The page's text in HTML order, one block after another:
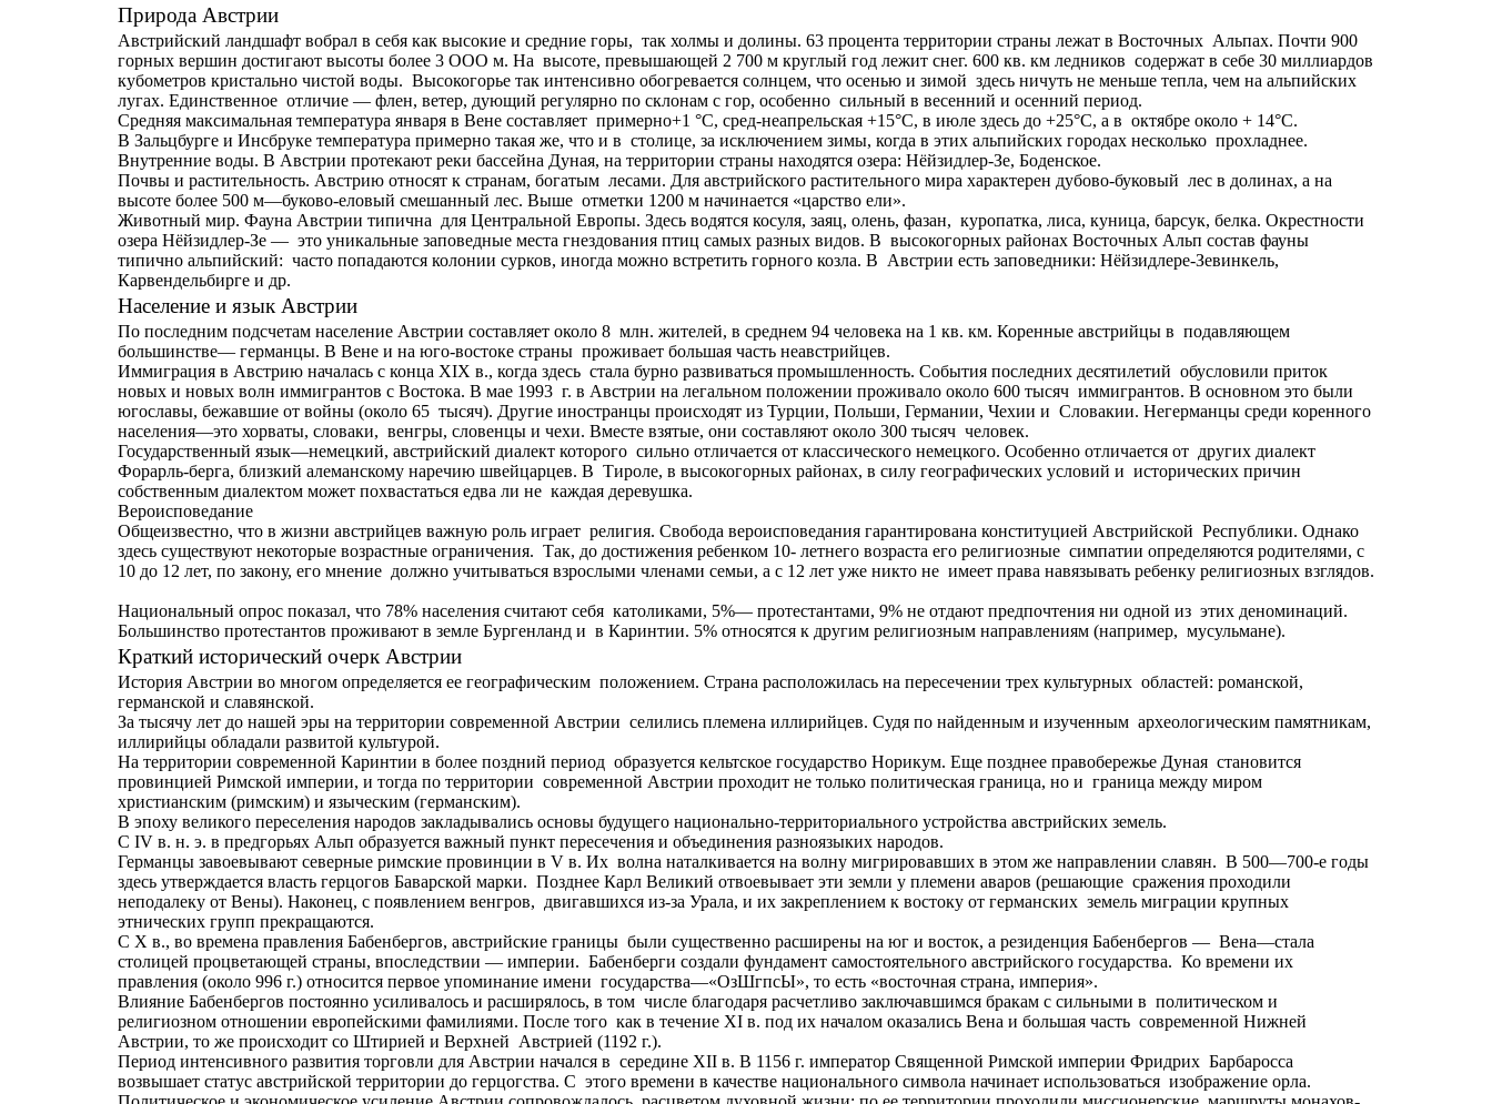
Природа Австрии
Австрийский ландшафт вобрал в себя как высокие и средние горы, так холмы и долины. 63 процента территории страны лежат в Восточных Альпах. Почти 900
горных вершин достигают высоты более 3 ООО м. На высоте, превышающей 2 700 м круглый год лежит снег. 600 кв. км ледников содержат в себе 30 миллиардов
кубометров кристально чистой воды. Высокогорье так интенсивно обогревается солнцем, что осенью и зимой здесь ничуть не меньше тепла, чем на альпийских
лугах. Единственное отличие — флен, ветер, дующий регулярно по склонам с гор, особенно сильный в весенний и осенний период.
Средняя максимальная температура января в Вене составляет примерно+1 °С, сред-неапрельская +15°С, в июле здесь до +25°С, а в октябре около + 14°С.
В Зальцбурге и Инсбруке температура примерно такая же, что и в столице, за исключением зимы, когда в этих альпийских городах несколько прохладнее.
Внутренние воды. В Австрии протекают реки бассейна Дуная, на территории страны находятся озера: Нёйзидлер-Зе, Боденское.
Почвы и растительность. Австрию относят к странам, богатым лесами. Для австрийского растительного мира характерен дубово-буковый лес в долинах, а на
высоте более 500 м—буково-еловый смешанный лес. Выше отметки 1200 м начинается «царство ели».
Животный мир. Фауна Австрии типична для Центральной Европы. Здесь водятся косуля, заяц, олень, фазан, куропатка, лиса, куница, барсук, белка. Окрестности
озера Нёйзидлер-Зе — это уникальные заповедные места гнездования птиц самых разных видов. В высокогорных районах Восточных Альп состав фауны
типично альпийский: часто попадаются колонии сурков, иногда можно встретить горного козла. В Австрии есть заповедники: Нёйзидлере-Зевинкель,
Карвендельбирге и др.
Население и язык Австрии
По последним подсчетам население Австрии составляет около 8 млн. жителей, в среднем 94 человека на 1 кв. км. Коренные австрийцы в подавляющем
большинстве— германцы. В Вене и на юго-востоке страны проживает большая часть неавстрийцев.
Иммиграция в Австрию началась с конца XIX в., когда здесь стала бурно развиваться промышленность. События последних десятилетий обусловили приток
новых и новых волн иммигрантов с Востока. В мае 1993 г. в Австрии на легальном положении проживало около 600 тысяч иммигрантов. В основном это были
югославы, бежавшие от войны (около 65 тысяч). Другие иностранцы происходят из Турции, Польши, Германии, Чехии и Словакии. Негерманцы среди коренного
населения—это хорваты, словаки, венгры, словенцы и чехи. Вместе взятые, они составляют около 300 тысяч человек.
Государственный язык—немецкий, австрийский диалект которого сильно отличается от классического немецкого. Особенно отличается от других диалект
Форарль-берга, близкий алеманскому наречию швейцарцев. В Тироле, в высокогорных районах, в силу географических условий и исторических причин
собственным диалектом может похвастаться едва ли не каждая деревушка.
Вероисповедание
Общеизвестно, что в жизни австрийцев важную роль играет религия. Свобода вероисповедания гарантирована конституцией Австрийской Республики. Однако
здесь существуют некоторые возрастные ограничения. Так, до достижения ребенком 10- летнего возраста его религиозные симпатии определяются родителями, с
10 до 12 лет, по закону, его мнение должно учитываться взрослыми членами семьи, а с 12 лет уже никто не имеет права навязывать ребенку религиозных взглядов.
Национальный опрос показал, что 78% населения считают себя католиками, 5%— протестантами, 9% не отдают предпочтения ни одной из этих деноминаций.
Большинство протестантов проживают в земле Бургенланд и в Каринтии. 5% относятся к другим религиозным направлениям (например, мусульмане).
Краткий исторический очерк Австрии
История Австрии во многом определяется ее географическим положением. Страна расположилась на пересечении трех культурных областей: романской,
германской и славянской.
За тысячу лет до нашей эры на территории современной Австрии селились племена иллирийцев. Судя по найденным и изученным археологическим памятникам,
иллирийцы обладали развитой культурой.
На территории современной Каринтии в более поздний период образуется кельтское государство Норикум. Еще позднее правобережье Дуная становится
провинцией Римской империи, и тогда по территории современной Австрии проходит не только политическая граница, но и граница между миром
христианским (римским) и языческим (германским).
В эпоху великого переселения народов закладывались основы будущего национально-территориального устройства австрийских земель.
С IV в. н. э. в предгорьях Альп образуется важный пункт пересечения и объединения разноязыких народов.
Германцы завоевывают северные римские провинции в V в. Их волна наталкивается на волну мигрировавших в этом же направлении славян. В 500—700-е годы
здесь утверждается власть герцогов Баварской марки. Позднее Карл Великий отвоевывает эти земли у племени аваров (решающие сражения проходили
неподалеку от Вены). Наконец, с появлением венгров, двигавшихся из-за Урала, и их закреплением к востоку от германских земель миграции крупных
этнических групп прекращаются.
С X в., во времена правления Бабенбергов, австрийские границы были существенно расширены на юг и восток, а резиденция Бабенбергов — Вена—стала
столицей процветающей страны, впоследствии — империи. Бабенберги создали фундамент самостоятельного австрийского государства. Ко времени их
правления (около 996 г.) относится первое упоминание имени государства—«ОзШгпсЫ», то есть «восточная страна, империя».
Влияние Бабенбергов постоянно усиливалось и расширялось, в том числе благодаря расчетливо заключавшимся бракам с сильными в политическом и
религиозном отношении европейскими фамилиями. После того как в течение XI в. под их началом оказались Вена и большая часть современной Нижней
Австрии, то же происходит со Штирией и Верхней Австрией (1192 г.).
Период интенсивного развития торговли для Австрии начался в середине XII в. В 1156 г. император Священной Римской империи Фридрих Барбаросса
возвышает статус австрийской территории до герцогства. С этого времени в качестве национального символа начинает использоваться изображение орла.